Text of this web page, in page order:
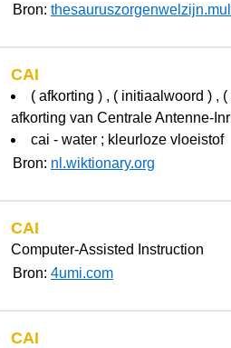
Bron:
CAI
( afkorting ) , ( initiaalwoord ) ,
afkorting van Centrale Antenne-
cai - water ; kleurloze vloeistof
Bron: nl.wiktionary.org
CAI
Computer-Assisted Instruction
Bron: 4umi.com
CAI